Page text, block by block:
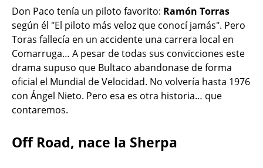
Don Paco tenía un piloto favorito: Ramón Torras
según él "El piloto más veloz que conocí jamás". Pero
Toras fallecía en un accidente una carrera local en
Comarruga… A pesar de todas sus convicciones este
drama supuso que Bultaco abandonase de forma
oficial el Mundial de Velocidad. No volvería hasta 1976
con Ángel Nieto. Pero esa es otra historia… que
contaremos.
Off Road, nace la Sherpa